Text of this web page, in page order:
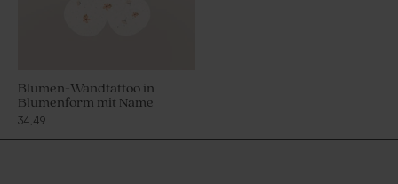
Blumen-Wandtattoo in
Blumenform mit Name
34,49